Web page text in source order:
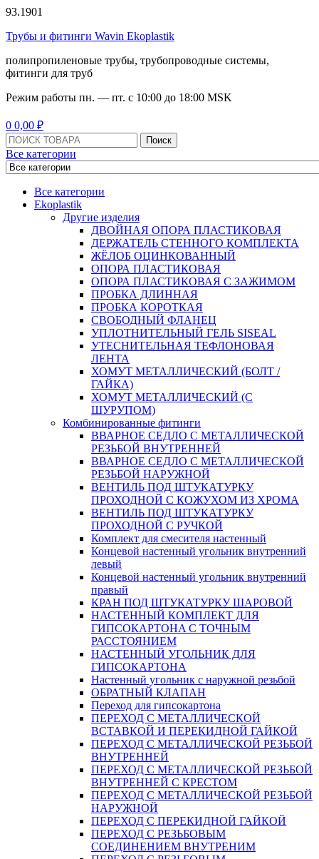
93.1901
Трубы и фитинги Wavin Ekoplastik
полипропиленовые трубы, трубопроводные системы,
фитинги для труб
Режим работы пн. — пт. с 10:00 до 18:00 MSK
0 0,00 ₽
Поиск:
Поиск
Все категории
Все категории
Ekoplastik
Другие изделия
ДВОЙНАЯ ОПОРА ПЛАСТИКОВАЯ
ДЕРЖАТЕЛЬ СТЕННОГО КОМПЛЕКТА
ЖЁЛОБ ОЦИНКОВАННЫЙ
ОПОРА ПЛАСТИКОВАЯ
ОПОРА ПЛАСТИКОВАЯ С ЗАЖИМОМ
ПРОБКА ДЛИННАЯ
ПРОБКА КОРОТКАЯ
СВОБОДНЫЙ ФЛАНЕЦ
УПЛОТНИТЕЛЬНЫЙ ГЕЛЬ SISEAL
УТЕСНИТЕЛЬНАЯ ТЕФЛОНОВАЯ
ЛЕНТА
ХОМУТ МЕТАЛЛИЧЕСКИЙ (БОЛТ /
ГАЙКА)
ХОМУТ МЕТАЛЛИЧЕСКИЙ (С
ШУРУПОМ)
Комбинированные фитинги
ВВАРНОЕ СЕДЛО С МЕТАЛЛИЧЕСКОЙ
РЕЗЬБОЙ ВНУТРЕННЕЙ
ВВАРНОЕ СЕДЛО С МЕТАЛЛИЧЕСКОЙ
РЕЗЬБОЙ НАРУЖНОЙ
ВЕНТИЛЬ ПОД ШТУКАТУРКУ
ПРОХОДНОЙ С КОЖУХОМ ИЗ ХРОМА
ВЕНТИЛЬ ПОД ШТУКАТУРКУ
ПРОХОДНОЙ С РУЧКОЙ
Комплект для смесителя настенный
Концевой настенный угольник внутренний
левый
Концевой настенный угольник внутренний
правый
КРАН ПОД ШТУКАТУРКУ ШАРОВОЙ
НАСТЕННЫЙ КОМПЛЕКТ ДЛЯ
ГИПСОКАРТОНA С ТОЧНЫМ
РАССТОЯНИЕМ
НАСТЕННЫЙ УГОЛЬНИК ДЛЯ
ГИПСОКАРТОНА
Настенный угольник с наружной резьбой
ОБРАТНЫЙ КЛАПАН
Переход для гипсокартона
ПЕРЕХОД С МЕТАЛЛИЧЕСКОЙ
ВСТАВКОЙ И ПЕРЕКИДНОЙ ГАЙКОЙ
ПЕРЕХОД С МЕТАЛЛИЧЕСКОЙ РЕЗЬБОЙ
ВНУТРЕННЕЙ
ПЕРЕХОД С МЕТАЛЛИЧЕСКОЙ РЕЗЬБОЙ
ВНУТРЕННЕЙ С КРЕСТОМ
ПЕРЕХОД С МЕТАЛЛИЧЕСКОЙ РЕЗЬБОЙ
НАРУЖНОЙ
ПЕРЕХОД С ПЕРЕКИДНОЙ ГАЙКОЙ
ПЕРЕХОД С РЕЗЬБОВЫМ
СОЕДИНЕНИЕМ ВНУТРЕНИМ